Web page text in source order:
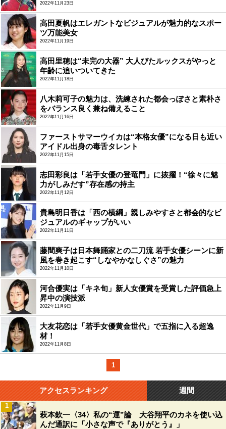
2022年11月23日
高田夏帆はエレガントなビジュアルが魅力的なスポー
ツ万能美女
2022年11月19日
高田里穂は“未完の大器” 大人びたルックスがやっと
年齢に追いついてきた
2022年11月18日
八木莉可子の魅力は、洗練された都会っぽさと素朴さ
をバランス良く兼ね備えること
2022年11月16日
ファーストサマーウイカは“本格女優”になる日も近い
アイドル出身の毒舌タレント
2022年11月15日
志田彩良は「若手女優の登竜門」に抜擢！“徐々に魅
力がしみだす”存在感の持主
2022年11月12日
貴島明日香は「西の横綱」親しみやすさと都会的なビ
ジュアルのギャップがいい
2022年11月11日
藤間爽子は日本舞踊家との二刀流 若手女優シーンに新
風を巻き起こす“しなやかなしぐさ”の魅力
2022年11月10日
河合優実は「キネ旬」新人女優賞を受賞した評価急上
昇中の演技派
2022年11月9日
大友花恋は「若手女優黄金世代」で五指に入る超逸
材！
2022年11月8日
1
アクセスランキング 週間
萩本欽一〈34〉私の“運”論 大谷翔平のカネを使い込
んだ通訳に「小さな声で『ありがとう』」
1